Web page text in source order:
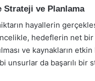
Strateji ve Planlama
hayallerin
hedeflerin net
ve kaynakların
da başarılı bir